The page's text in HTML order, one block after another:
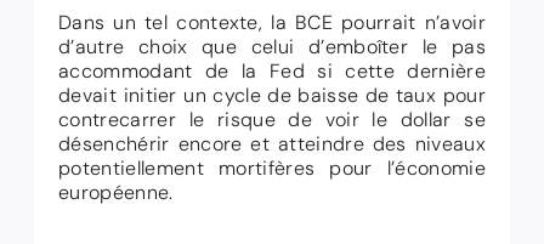
Dans un tel contexte, la BCE pourrait n’avoir
d’autre choix que celui d’emboîter le pas
accommodant de la Fed si cette dernière
devait initier un cycle de baisse de taux pour
contrecarrer le risque de voir le dollar se
désenchérir encore et atteindre des niveaux
potentiellement mortifères pour l’économie
européenne.